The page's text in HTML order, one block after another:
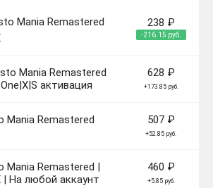
Mania Remastered
238 ₽
-216.15 руб.
Mania Remastered
активация
628 ₽
+173.85 руб.
Mania Remastered
507 ₽
+52.85 руб.
Mania Remastered |
| На любой аккаунт
460 ₽
+5.85 руб.